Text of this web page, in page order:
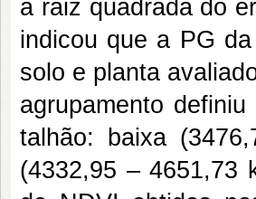
a raiz quadrada do
indicou que a PG
solo e planta
agrupamento
talhão: baixa
(4332,95 – 4651,73